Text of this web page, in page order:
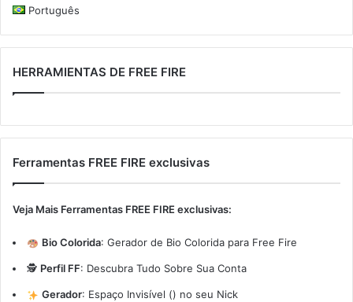
Português
HERRAMIENTAS DE FREE FIRE
Ferramentas FREE FIRE exclusivas
Veja Mais Ferramentas FREE FIRE exclusivas:
Bio Colorida: Gerador de Bio Colorida para Free Fire
🕵️ Perfil FF: Descubra Tudo Sobre Sua Conta
Gerador: Espaço Invisível (ㅤ) no seu Nick